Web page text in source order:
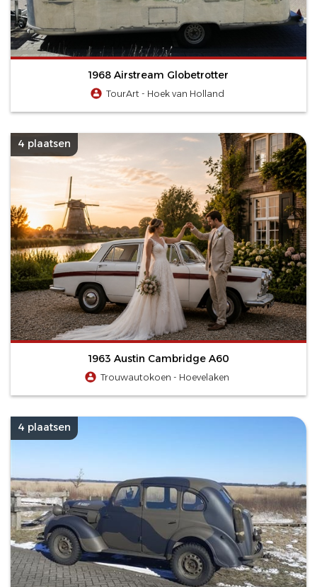
1968 Airstream Globetrotter
TourArt - Hoek van Holland
4 plaatsen
1963 Austin Cambridge A60
Trouwautokoen - Hoevelaken
4 plaatsen